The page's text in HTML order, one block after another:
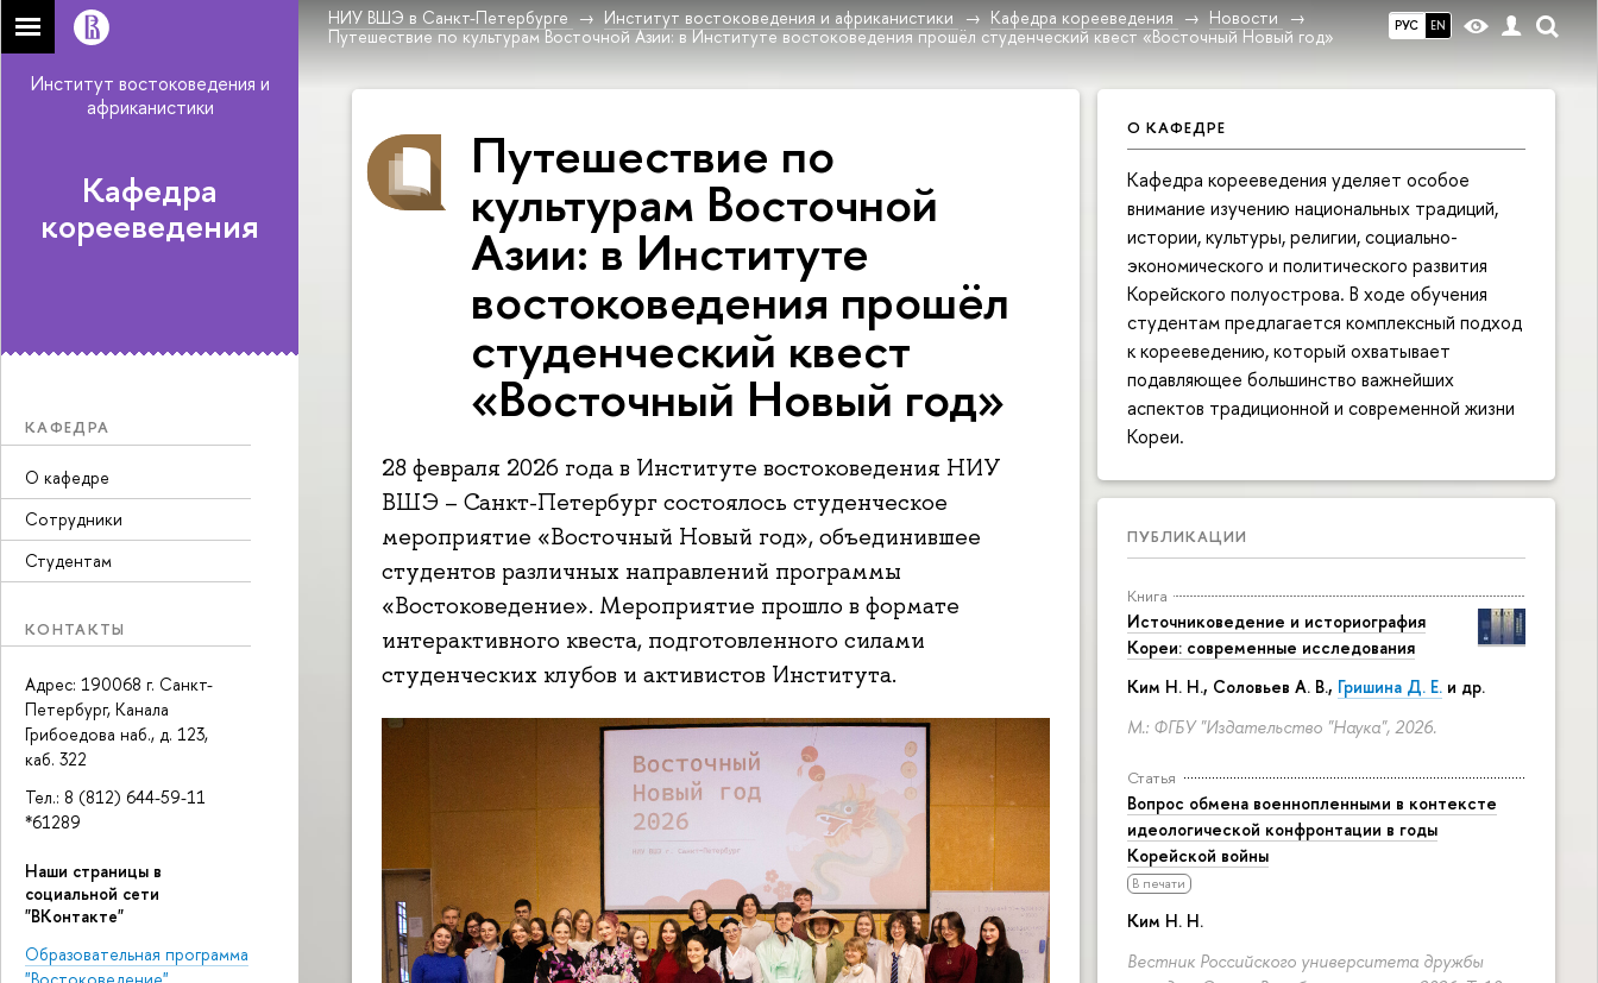
РУС EN
НИУ ВШЭ в Санкт-Петербурге Институт востоковедения и африканистики Кафедра корееведения
Новости
Путешествие по культурам Восточной Азии: в Институте востоковедения прошёл студенческий квест «Восточный Новый год»
Институт востоковедения и
африканистики
Кафедра
корееведения
КАФЕДРА
О кафедре
Сотрудники
Студентам
КОНТАКТЫ
Адрес: 190068 г. Санкт-
Петербург, Канала
Грибоедова наб., д. 123,
каб. 322
Тел.: 8 (812) 644-59-11
*61289
Наши страницы в
социальной сети
"ВКонтакте"
Образовательная программа
"Востоковедение"
О КАФЕДРЕ
Кафедра корееведения уделяет особое
внимание изучению национальных традиций,
истории, культуры, религии, социально-
экономического и политического развития
Корейского полуострова. В ходе обучения
студентам предлагается комплексный подход
к корееведению, который охватывает
подавляющее большинство важнейших
аспектов традиционной и современной жизни
Кореи.
ПУБЛИКАЦИИ
Книга
Источниковедение и историография
Кореи: современные исследования
Ким Н. Н., Соловьев А. В., Гришина Д. Е. и др.
М.: ФГБУ "Издательство "Наука", 2026.
Статья
Вопрос обмена военнопленными в контексте
идеологической конфронтации в годы
Корейской войны
В печати
Ким Н. Н.
Вестник Российского университета дружбы
Путешествие по
культурам Восточной
Азии: в Институте
востоковедения прошёл
студенческий квест
«Восточный Новый год»
28 февраля 2026 года в Институте востоковедения НИУ
ВШЭ – Санкт-Петербург состоялось студенческое
мероприятие «Восточный Новый год», объединившее
студентов различных направлений программы
«Востоковедение». Мероприятие прошло в формате
интерактивного квеста, подготовленного силами
студенческих клубов и активистов Института.